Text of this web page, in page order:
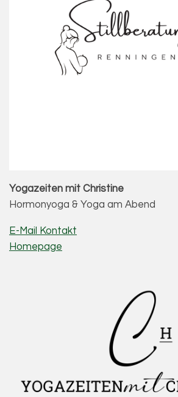
Yogazeiten mit Christine
Hormonyoga & Yoga am Abend
E-Mail Kontakt
Homepage